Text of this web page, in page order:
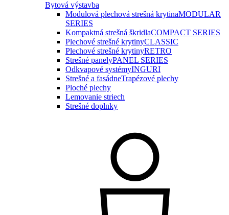
Bytová výstavba
Modulová plechová strešná krytinaMODULAR
SERIES
Kompaktná strešná škridlaCOMPACT SERIES
Plechové strešné krytinyCLASSIC
Plechové strešné krytinyRETRO
Strešné panelyPANEL SERIES
Odkvapové systémyINGURI
Strešné a fasádneTrapézové plechy
Ploché plechy
Lemovanie striech
Strešné doplnky